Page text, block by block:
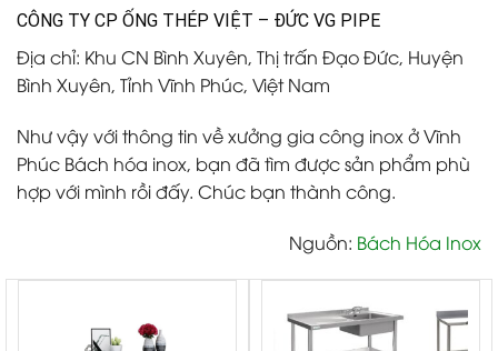
CÔNG TY CP ỐNG THÉP VIỆT – ĐỨC VG PIPE
Địa chỉ: Khu CN Bình Xuyên, Thị trấn Đạo Đức, Huyện
Bình Xuyên, Tỉnh Vĩnh Phúc, Việt Nam
Như vậy với thông tin vềxưởng gia công inox ở Vĩnh
Phúc Bách hóa inox, bạn đã tìm được sản phẩm phù
hợp với mình rồi đấy. Chúc bạn thành công.
Nguồn: Bách Hóa Inox